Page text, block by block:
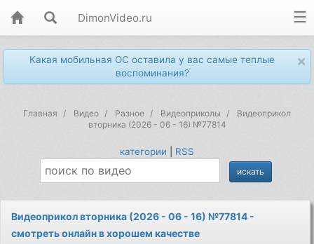
DimonVideo.ru
×
Какая мобильная ОС оставила у вас самые теплые
воспоминания?
Главная Видео Разное Видеоприколы
Видеоприкол
вторника (2026 - 06 - 16) №77814
категории RSS
Видеоприкол вторника (2026 - 06 - 16) №77814 -
смотреть онлайн в хорошем качестве